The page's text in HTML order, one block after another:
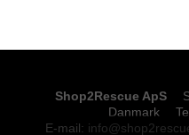
Shop2Rescue ApS
Danmark
E-mail: